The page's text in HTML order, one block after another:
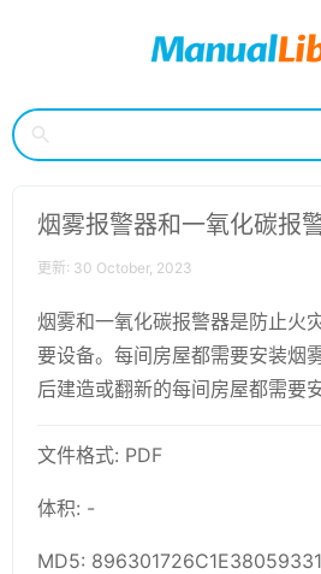
烟雾报警器和一氧化碳报
更新: 30 October, 2023
烟雾和一氧化碳报警器是防止火
要设备。每间房屋都需要安装烟
后建造或翻新的每间房屋都需要
文件格式: PDF
体积: -
MD5: